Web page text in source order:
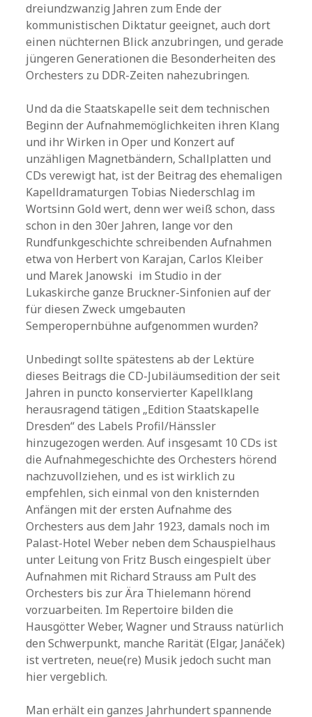
dreiundzwanzig Jahren zum Ende der
kommunistischen Diktatur geeignet, auch dort
einen nüchternen Blick anzubringen, und gerade
jüngeren Generationen die Besonderheiten des
Orchesters zu DDR-Zeiten nahezubringen.
Und da die Staatskapelle seit dem technischen
Beginn der Aufnahmemöglichkeiten ihren Klang
und ihr Wirken in Oper und Konzert auf
unzähligen Magnetbändern, Schallplatten und
CDs verewigt hat, ist der Beitrag des ehemaligen
Kapelldramaturgen Tobias Niederschlag im
Wortsinn Gold wert, denn wer weiß schon, dass
schon in den 30er Jahren, lange vor den
Rundfunkgeschichte schreibenden Aufnahmen
etwa von Herbert von Karajan, Carlos Kleiber
und Marek Janowski im Studio in der
Lukaskirche ganze Bruckner-Sinfonien auf der
für diesen Zweck umgebauten
Semperopernbühne aufgenommen wurden?
Unbedingt sollte spätestens ab der Lektüre
dieses Beitrags die CD-Jubiläumsedition der seit
Jahren in puncto konservierter Kapellklang
herausragend tätigen „Edition Staatskapelle
Dresden“ des Labels Profil/Hänssler
hinzugezogen werden. Auf insgesamt 10 CDs ist
die Aufnahmegeschichte des Orchesters hörend
nachzuvollziehen, und es ist wirklich zu
empfehlen, sich einmal von den knisternden
Anfängen mit der ersten Aufnahme des
Orchesters aus dem Jahr 1923, damals noch im
Palast-Hotel Weber neben dem Schauspielhaus
unter Leitung von Fritz Busch eingespielt über
Aufnahmen mit Richard Strauss am Pult des
Orchesters bis zur Ära Thielemann hörend
vorzuarbeiten. Im Repertoire bilden die
Hausgötter Weber, Wagner und Strauss natürlich
den Schwerpunkt, manche Rarität (Elgar, Janáček)
ist vertreten, neue(re) Musik jedoch sucht man
hier vergeblich.
Man erhält ein ganzes Jahrhundert spannende